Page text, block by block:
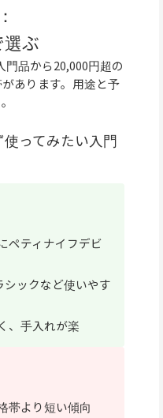
ぶ
品から20,000円超の
あります。用途と予
ってみたい入門
ペティナイフデビ
ックなど使いやす
、手入れが楽
帯より短い傾向